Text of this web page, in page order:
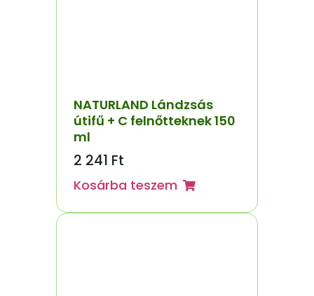
NATURLAND Lándzsás
útifű + C felnőtteknek 150
ml
2 241 Ft
Kosárba teszem